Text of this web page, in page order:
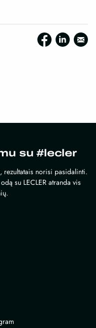
su #lecler
norisi pasidalinti.
su LECLER atranda vis